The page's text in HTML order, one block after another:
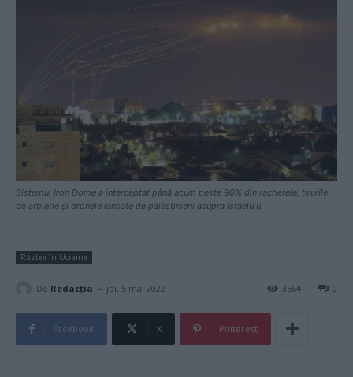
Sistemul Iron Dome a interceptat până acum peste 90% din rachetele, tirurile
de artilerie și dronele lansate de palestinieni asupra Israelului
Război în Ucraina
De Redacţia - joi, 5 mai 2022 0
3564
Facebook X Pinterest